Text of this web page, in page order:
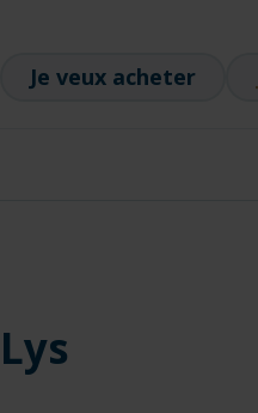
Je veux acheter